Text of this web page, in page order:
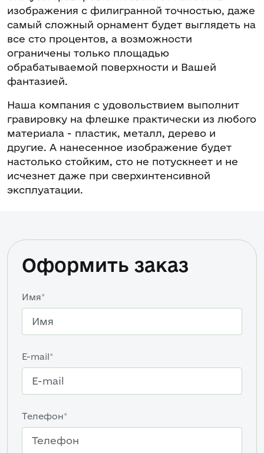
изображения с филигранной точностью, даже
самый сложный орнамент будет выглядеть на
все сто процентов, а возможности
ограничены только площадью
обрабатываемой поверхности и Вашей
фантазией.
Наша компания с удовольствием выполнит
гравировку на флешке практически из любого
материала - пластик, металл, дерево и
другие. А нанесенное изображение будет
настолько стойким, сто не потускнеет и не
исчезнет даже при сверхинтенсивной
эксплуатации.
Оформить заказ
Имя*
E-mail*
Телефон*